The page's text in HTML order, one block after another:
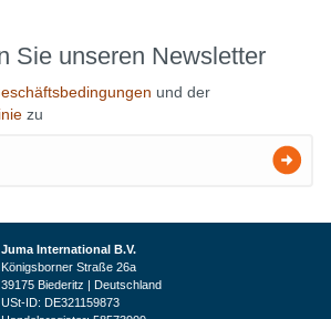
Sie unseren Newsletter
und der
zu
Juma International B.V.
Königsborner Straße 26a
39175 Biederitz | Deutschland
USt-ID: DE321159873